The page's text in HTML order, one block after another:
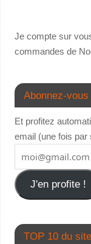
Je compte sur
commandes de
Abonnez-
Et profitez
email (une fois par
J'en profite !
TOP 10 du site